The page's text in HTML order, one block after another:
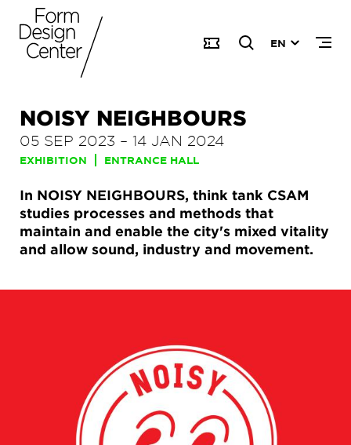
EN
NOISY NEIGHBOURS
05 SEP 2023 – 14 JAN 2024
EXHIBITION ENTRANCE HALL
In NOISY NEIGHBOURS, think tank CSAM
studies processes and methods that
maintain and enable the city's mixed vitality
and allow sound, industry and movement.